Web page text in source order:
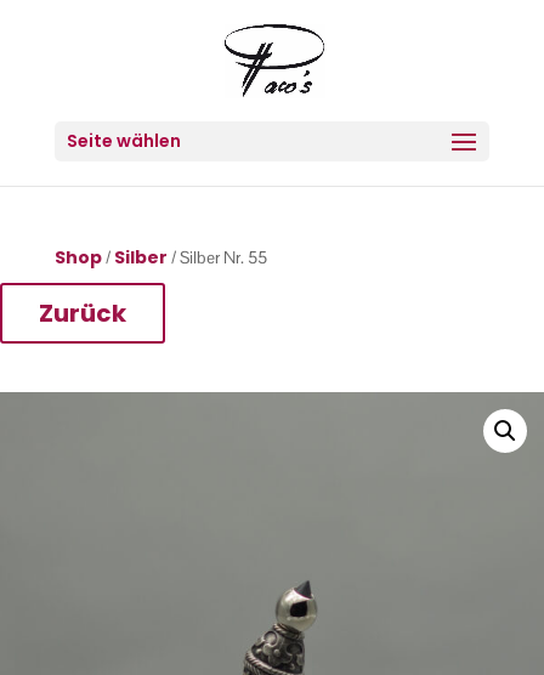
Seite wählen
Shop/ Silber / Silber Nr. 55
Zurück